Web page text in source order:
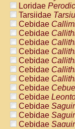
Loridae
Tarsiidae
Cebidae
Cebidae
Cebidae
Cebidae
Cebidae
Cebidae
Cebidae
Cebidae
Cebidae
Cebidae
Cebidae
Cebidae